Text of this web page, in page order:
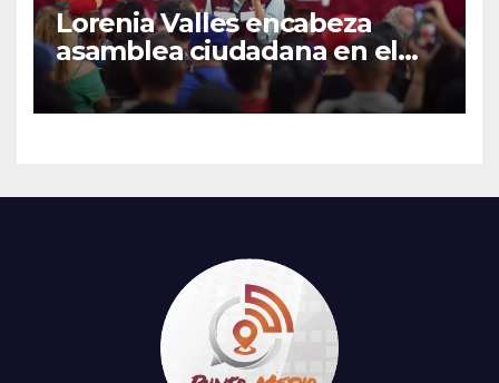
Lorenia Valles encabeza
asamblea ciudadana en el
Parque Laura Alicia Frías de
Hermosillo